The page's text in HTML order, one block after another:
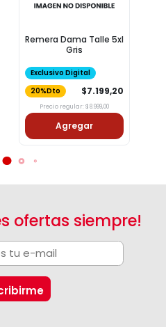
Remera Dama Talle 5xl
Gris
Exclusivo Digital
20%Dto
$7.199,20
Precio regular: $8.999,00
Agregar
ofertas siempre!